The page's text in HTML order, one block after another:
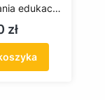
edukacji
i niemieckie
und
zł